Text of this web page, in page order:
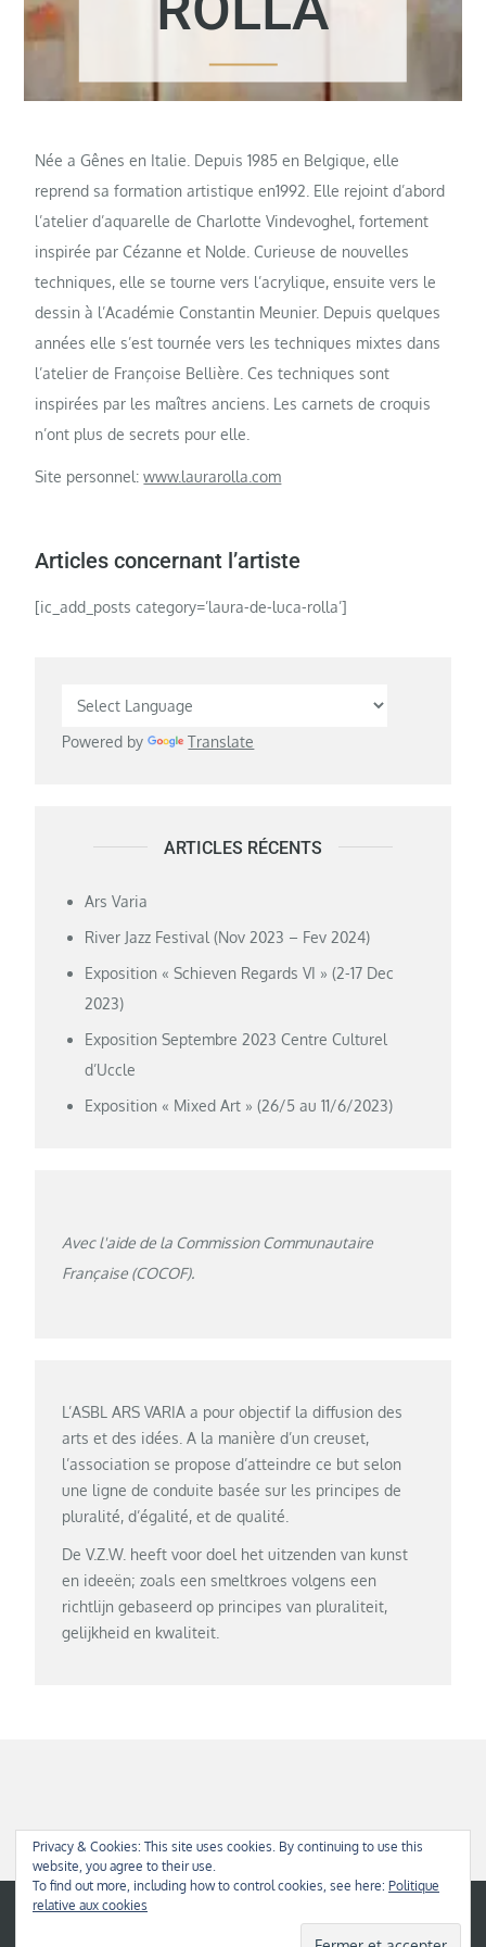
Née a Gênes en Italie. Depuis 1985 en Belgique, elle
reprend sa formation artistique en1992. Elle rejoint d’abord
l’atelier d’aquarelle de Charlotte Vindevoghel, fortement
inspirée par Cézanne et Nolde. Curieuse de nouvelles
techniques, elle se tourne vers l’acrylique, ensuite vers le
dessin à l’Académie Constantin Meunier. Depuis quelques
années elle s’est tournée vers les techniques mixtes dans
l’atelier de Françoise Bellière. Ces techniques sont
inspirées par les maîtres anciens. Les carnets de croquis
n’ont plus de secrets pour elle.
Site personnel:www.laurarolla.com
Articles concernant l’artiste
[ic_add_posts category=’laura-de-luca-rolla’]
Powered by Translate
ARTICLES RÉCENTS
Ars Varia
River Jazz Festival (Nov 2023 – Fev 2024)
Exposition « Schieven Regards VI » (2-17 Dec
2023)
Exposition Septembre 2023 Centre Culturel
d’Uccle
Exposition « Mixed Art » (26/5 au 11/6/2023)
Avec l'aide de la Commission Communautaire
Française (COCOF).
L’ASBL ARS VARIA a pour objectif la diffusion des
arts et des idées. A la manière d’un creuset,
l’association se propose d’atteindre ce but selon
une ligne de conduite basée sur les principes de
pluralité, d’égalité, et de qualité.
De V.Z.W. heeft voor doel het uitzenden van kunst
en ideeën; zoals een smeltkroes volgens een
richtlijn gebaseerd op principes van pluraliteit,
gelijkheid en kwaliteit.
Copyright © 2026
Privacy & Cookies: This site uses cookies. By continuing to use this
website, you agree to their use.
To find out more, including how to control cookies, see here: Politique
relative aux cookies